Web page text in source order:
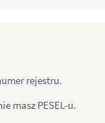
rejestru.
masz PESEL-u.